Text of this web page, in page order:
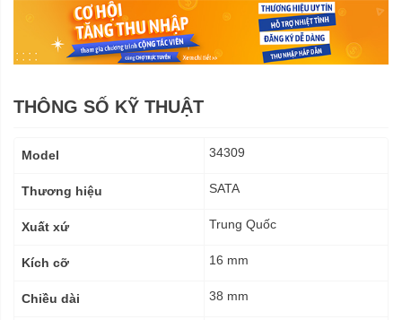
THÔNG SỐ KỸ THUẬT
kỹ
Model 34309
Thương hiệu SATA
Xuất xứ Trung Quốc
Kích cỡ 16 mm
Chiều dài 38 mm